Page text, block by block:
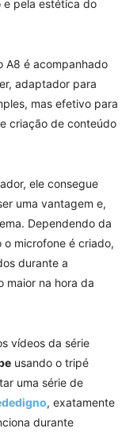
pela estética do
A8 é acompanhado
adaptador para
mas efetivo para
criação de conteúdo
ele consegue
uma vantagem e,
Dependendo da
microfone é criado,
durante a
maior na hora da
vídeos da série
usando o tripé
uma série de
, exatamente
durante